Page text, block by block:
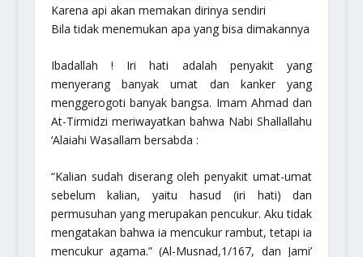
Karena api akan memakan dirinya sendiri
Bila tidak menemukan apa yang bisa dimakannya
Ibadallah ! Iri hati adalah penyakit yang
menyerang banyak umat dan kanker yang
menggerogoti banyak bangsa. Imam Ahmad dan
At-Tirmidzi meriwayatkan bahwa Nabi Shallallahu
‘Alaiahi Wasallam bersabda :
“Kalian sudah diserang oleh penyakit umat-umat
sebelum kalian, yaitu hasud (iri hati) dan
permusuhan yang merupakan pencukur. Aku tidak
mengatakan bahwa ia mencukur rambut, tetapi ia
mencukur agama.” (Al-Musnad,1/167, dan Jami’